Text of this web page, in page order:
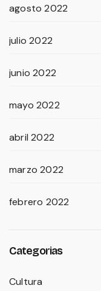
agosto 2022
julio 2022
junio 2022
mayo 2022
abril 2022
marzo 2022
febrero 2022
Categorias
Cultura